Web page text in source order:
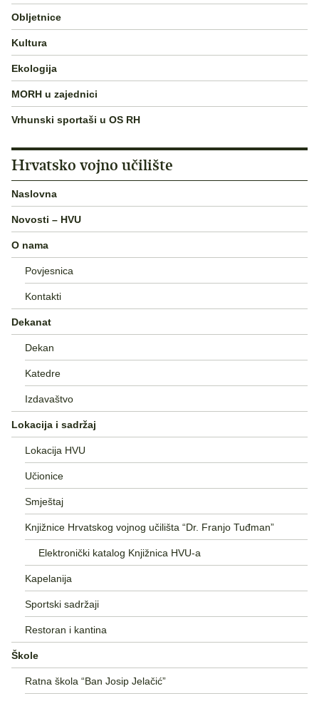
Obljetnice
Kultura
Ekologija
MORH u zajednici
Vrhunski sportaši u OS RH
Hrvatsko vojno učilište
Naslovna
Novosti – HVU
O nama
Povjesnica
Kontakti
Dekanat
Dekan
Katedre
Izdavaštvo
Lokacija i sadržaj
Lokacija HVU
Učionice
Smještaj
Knjižnice Hrvatskog vojnog učilišta “Dr. Franjo Tuđman”
Elektronički katalog Knjižnica HVU-a
Kapelanija
Sportski sadržaji
Restoran i kantina
Škole
Ratna škola “Ban Josip Jelačić”